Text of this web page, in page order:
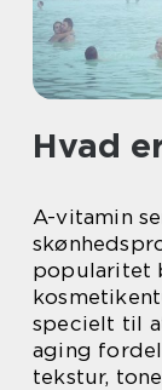
Hvad
A-vitamin
popularitet
specielt til
aging
tekstur,